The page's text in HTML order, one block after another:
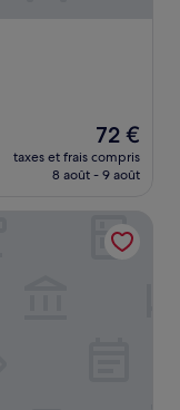
Le
nouveau
prix
de
72 €
72 €
taxes et frais compris
8 août - 9 août